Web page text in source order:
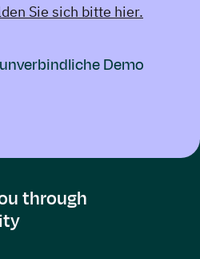
Sie sich bitte hier.
Demo
through